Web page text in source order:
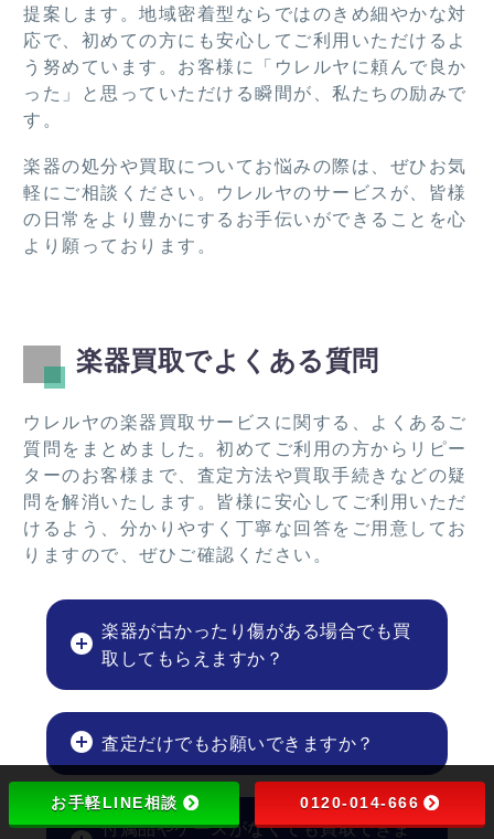
ま
す。
提案します。地域密着型ならではのきめ細やかな対
応で、初めての方にも安心してご利用いただけるよ
う努めています。お客様に「ウレルヤに頼んで良か
った」と思っていただける瞬間が、私たちの励みで
す。
楽器の処分や買取についてお悩みの際は、ぜひお気
軽にご相談ください。ウレルヤのサービスが、皆様
の日常をより豊かにするお手伝いができることを心
より願っております。
楽器買取でよくある質問
ウレルヤの楽器買取サービスに関する、よくあるご
質問をまとめました。初めてご利用の方からリピー
ターのお客様まで、査定方法や買取手続きなどの疑
問を解消いたします。皆様に安心してご利用いただ
けるよう、分かりやすく丁寧な回答をご用意してお
りますので、ぜひご確認ください。
楽器が古かったり傷がある場合でも買
取してもらえますか？
査定だけでもお願いできますか？
付属品やケースがなくても買取できま
お手軽LINE相談 0120-014-666